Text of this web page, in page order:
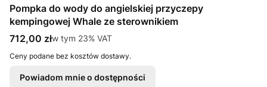
Pompka do wody do angielskiej przyczepy
kempingowej Whale ze sterownikiem
Cena brutto
712,00 złw tym %s VAT
w tym 23% VAT
Ceny podane bez kosztów dostawy.
Powiadom mnie o dostępności